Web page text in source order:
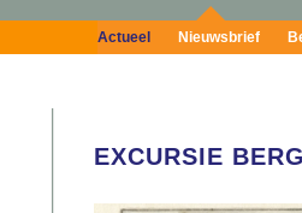
Actueel Nieuwsbrief
EXCURSIE